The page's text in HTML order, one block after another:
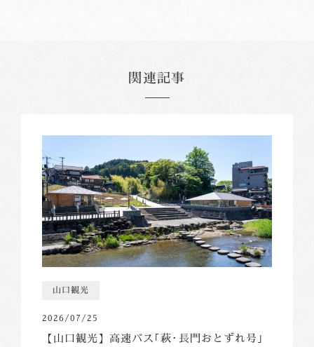
関連記事
山口観光
2026/07/25
【山口観光】高速バス｢萩･長門おとずれ号｣